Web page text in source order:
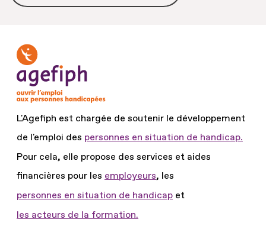
L'Agefiph est chargée de soutenir le développement
de l'emploi des personnes en situation de handicap.
Pour cela, elle propose des services et aides
financières pour les employeurs, les
personnes en situation de handicap et
les acteurs de la formation.